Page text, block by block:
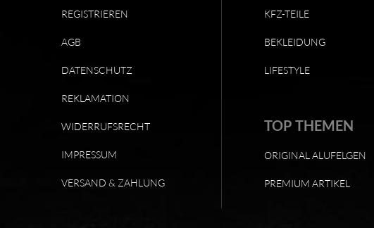
REGISTRIEREN
AGB
DATENSCHUTZ
REKLAMATION
WIDERRUFSRECHT
IMPRESSUM
VERSAND & ZAHLUNG
KFZ-TEILE
BEKLEIDUNG
LIFESTYLE
TOP THEMEN
ORIGINAL ALUFELGEN
PREMIUM ARTIKEL